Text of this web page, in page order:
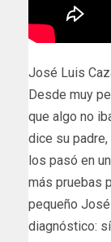
José Luis
Desde muy
que algo no
dice su
los pasó en
más pruebas
pequeño
diagnóstico: